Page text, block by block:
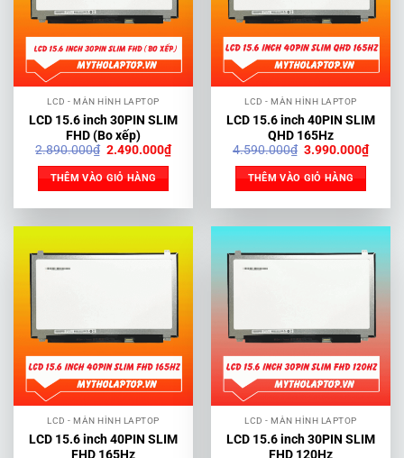
LCD - MÀN HÌNH LAPTOP
LCD 15.6 inch 30PIN SLIM
FHD (Bo xếp)
2.890.000₫ Giá
là:
2.890.000₫.
2.490.000₫Giá
hiện
2.490.000₫.
THÊM VÀO GIỎ HÀNG
LCD - MÀN HÌNH LAPTOP
LCD 15.6 inch 40PIN SLIM
QHD 165Hz
4.590.000₫ Giá
là:
4.590.000₫.
3.990.000₫Giá
hiện
THÊM VÀO GIỎ HÀNG
LCD - MÀN HÌNH LAPTOP
LCD 15.6 inch 40PIN SLIM
FHD 165Hz
LCD - MÀN HÌNH LAPTOP
LCD 15.6 inch 30PIN SLIM
FHD 120Hz